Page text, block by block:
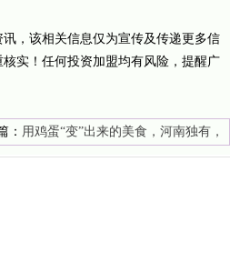
，该相关信息仅为宣传及传递更多信
实！任何投资加盟均有风险，提醒广
： 用鸡蛋“变”出来的美食，河南独有，
你吃过吗？